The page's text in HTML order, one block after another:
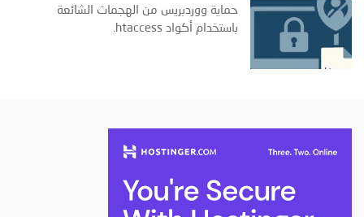
حماية ووردبريس من الهجمات الشائعة
باستخدام أكواد ‎.htaccess